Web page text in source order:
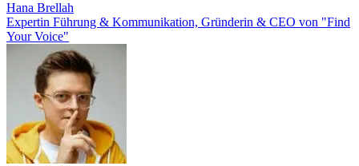
Hana Brellah
Expertin Führung & Kommunikation, Gründerin & CEO von "Find
Your Voice"